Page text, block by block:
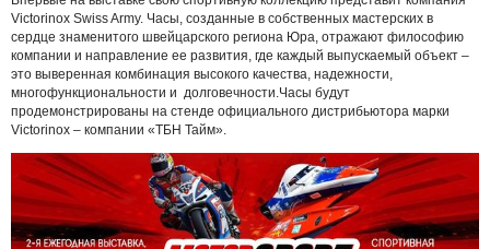
Victorinox Swiss Army. Часы, созданные в собственных мастерских в
сердце знаменитого швейцарского региона Юра, отражают философию
компании и направление ее развития, где каждый выпускаемый объект –
это выверенная комбинация высокого качества, надежности,
многофункциональности и долговечности.Часы будут
продемонстрированы на стенде официального дистрибьютора марки
Victorinox – компании «ТБН Тайм».